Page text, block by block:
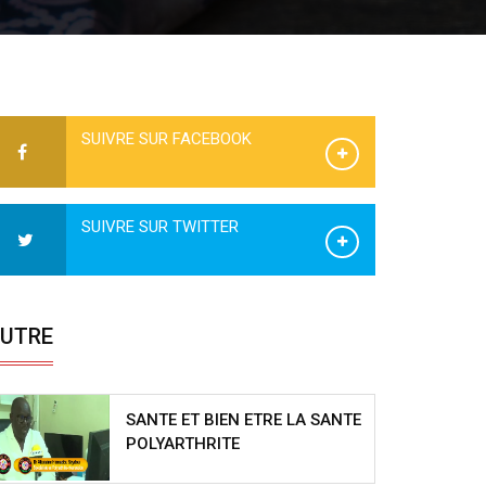
SUIVRE SUR FACEBOOK
SUIVRE SUR TWITTER
SANTE ET BIEN ETRE LA SANTE
POLYARTHRITE